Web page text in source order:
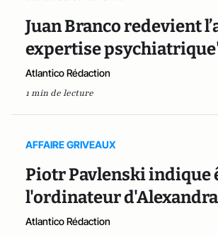
Juan Branco redevient
expertise
Atlantico Rédaction
1 min de lecture
AFFAIRE GRIVEAUX
Piotr Pavlenski indique
l'ordinateur d'Alexandra
Atlantico Rédaction